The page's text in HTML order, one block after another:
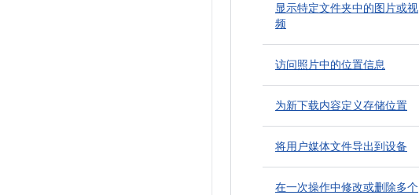
显示特定文件夹中的图片或视
频
访问照片中的位置信息
为新下载内容定义存储位置
将用户媒体文件导出到设备
在一次操作中修改或删除多个